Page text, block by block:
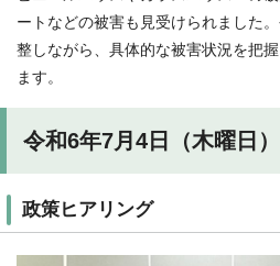
ートなどの被害も見受けられました
整しながら、具体的な被害状況を把
ます。
令和6年7月4日（木曜日）
政策ヒアリング